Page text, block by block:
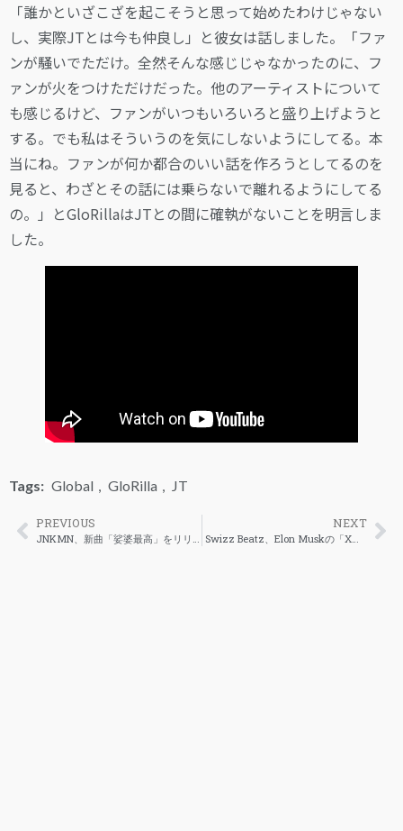
「誰かといざこざを起こそうと思って始めたわけじゃない
し、実際JTとは今も仲良し」と彼女は話しました。「ファ
ンが騒いでただけ。全然そんな感じじゃなかったのに、フ
ァンが火をつけただけだった。他のアーティストについて
も感じるけど、ファンがいつもいろいろと盛り上げようと
する。でも私はそういうのを気にしないようにしてる。本
当にね。ファンが何か都合のいい話を作ろうとしてるのを
見ると、わざとその話には乗らないで離れるようにしてる
の。」とGloRillaはJTとの間に確執がないことを明言しま
した。
Tags: Global , GloRilla , JT
PREVIOUS
JNKMN、新曲「娑婆最高」をリリース
NEXT
Swizz Beatz、Elon Muskの「X」との契約成立により、Verzuzの復活を示唆